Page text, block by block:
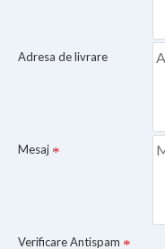
Adresa de livrare
Mesaj
Verificare Antispam